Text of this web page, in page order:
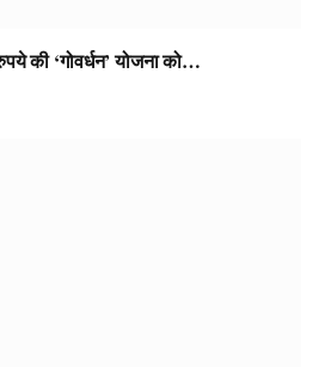
की ‘गोवर्धन’ योजना को…